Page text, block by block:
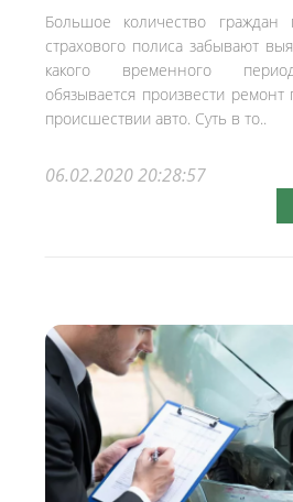
Большое количество граждан
страхового полиса забывают
какого временного
обязывается произвести
происшествии авто. Суть в то..
06.02.2020 20:28:57